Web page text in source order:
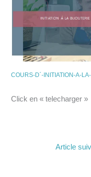
COURS-D´-INITIATION-A-
Click en « telecharger »
Article